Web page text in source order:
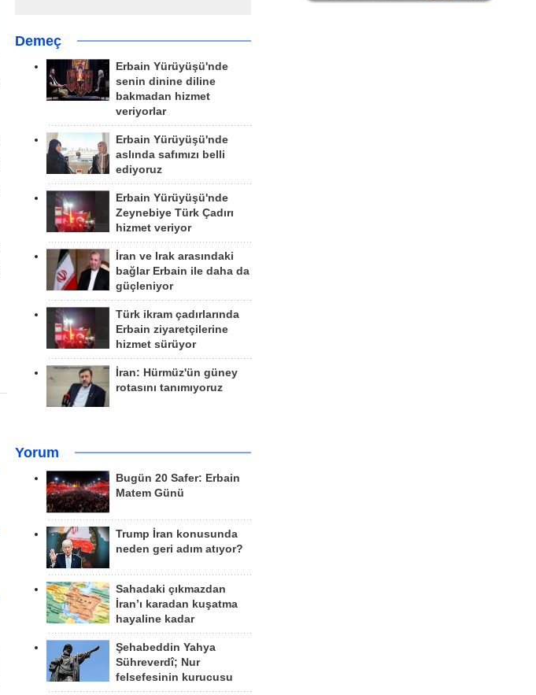
Demeç
Erbain Yürüyüşü'nde
senin dinine diline
bakmadan hizmet
veriyorlar
Erbain Yürüyüşü'nde
aslında safımızı belli
ediyoruz
Erbain Yürüyüşü'nde
Zeynebiye Türk Çadırı
hizmet veriyor
İran ve Irak arasındaki
bağlar Erbain ile daha da
güçleniyor
Türk ikram çadırlarında
Erbain ziyaretçilerine
hizmet sürüyor
İran: Hürmüz'ün güney
rotasını tanımıyoruz
Yorum
Bugün 20 Safer: Erbain
Matem Günü
Trump İran konusunda
neden geri adım atıyor?
Sahadaki çıkmazdan
İran’ı karadan kuşatma
hayaline kadar
Şehabeddin Yahya
Sühreverdî; Nur
felsefesinin kurucusu